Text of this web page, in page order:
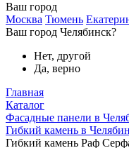
Ваш город
Москва Тюмень
Ваш город Челябинск?
Нет, другой
Да, верно
Главная
Каталог
Фасадные панели в
Гибкий камень в
Гибкий камень Раф